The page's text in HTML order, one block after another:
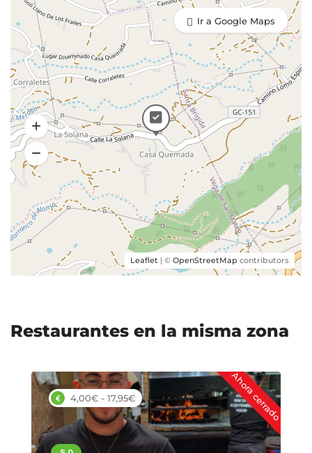
Gofio escaldado 4,50 €
Platos
Caracoles 10,00 €
Garbanzada 8,50 €
Costillas al horno con mostaza y
Postres
Leaflet | © OpenStreetMap contributors
Ir a Google Maps
Restaurantes en la misma zona